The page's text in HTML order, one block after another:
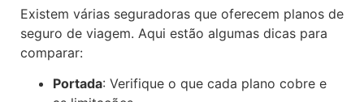
Existem várias seguradoras que oferecem planos de
seguro de viagem. Aqui estão algumas dicas para
comparar:
Portada: Verifique o que cada plano cobre e